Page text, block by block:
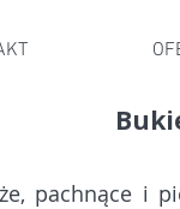
pachnące i